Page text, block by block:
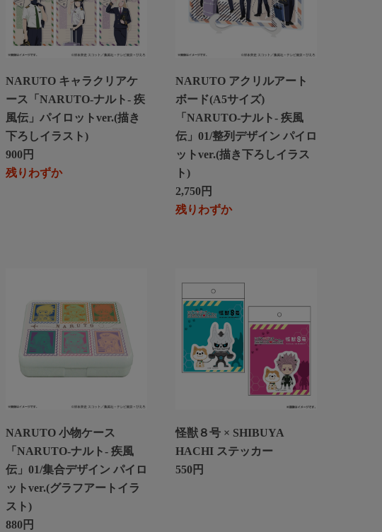
NARUTO キャラクリアケ
ース「NARUTO-ナルト- 疾
風伝」パイロットver.(描き
下ろしイラスト)
900円
残りわずか
NARUTO アクリルアート
ボード(A5サイズ)
「NARUTO-ナルト- 疾風
伝」01/整列デザイン パイロ
ットver.(描き下ろしイラス
ト)
2,750円
残りわずか
NARUTO 小物ケース
「NARUTO-ナルト- 疾風
伝」01/集合デザイン パイロ
ットver.(グラフアートイラ
スト)
880円
怪獣８号 × SHIBUYA
HACHI ステッカー
550円